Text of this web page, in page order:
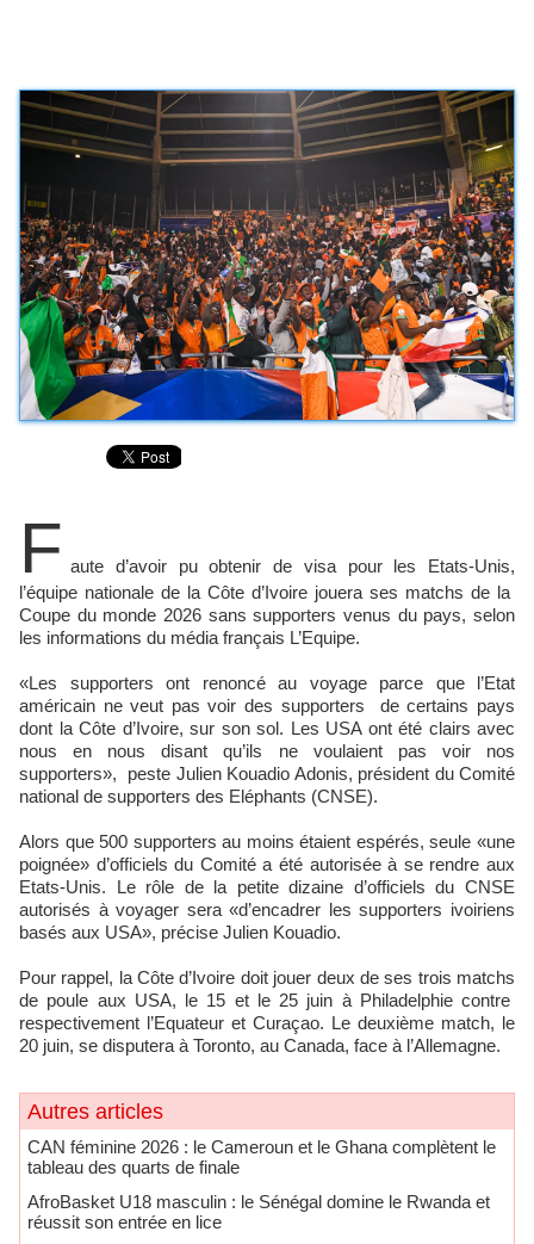
F aute d’avoir pu obtenir de visa pour les Etats-Unis,
l’équipe nationale de la Côte d’Ivoire jouera ses matchs de la
Coupe du monde 2026 sans supporters venus du pays, selon
les informations du média français L’Equipe.
«Les supporters ont renoncé au voyage parce que l’Etat
américain ne veut pas voir des supporters de certains pays
dont la Côte d’Ivoire, sur son sol. Les USA ont été clairs avec
nous en nous disant qu’ils ne voulaient pas voir nos
supporters», peste Julien Kouadio Adonis, président du Comité
national de supporters des Eléphants (CNSE).
Alors que 500 supporters au moins étaient espérés, seule «une
poignée» d’officiels du Comité a été autorisée à se rendre aux
Etats-Unis. Le rôle de la petite dizaine d’officiels du CNSE
autorisés à voyager sera «d’encadrer les supporters ivoiriens
basés aux USA», précise Julien Kouadio.
Pour rappel, la Côte d’Ivoire doit jouer deux de ses trois matchs
de poule aux USA, le 15 et le 25 juin à Philadelphie contre
respectivement l’Equateur et Curaçao. Le deuxième match, le
20 juin, se disputera à Toronto, au Canada, face à l’Allemagne.
Autres articles
CAN féminine 2026 : le Cameroun et le Ghana complètent le
tableau des quarts de finale
AfroBasket U18 masculin : le Sénégal domine le Rwanda et
réussit son entrée en lice